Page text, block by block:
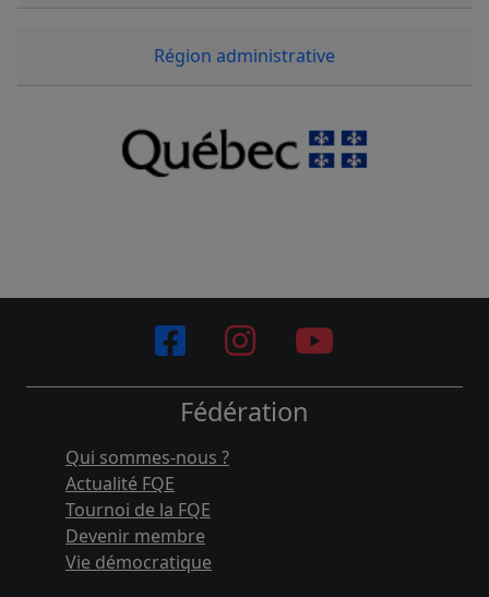
Région administrative
Fédération
Qui sommes-nous ?
Actualité FQE
Tournoi de la FQE
Devenir membre
Vie démocratique